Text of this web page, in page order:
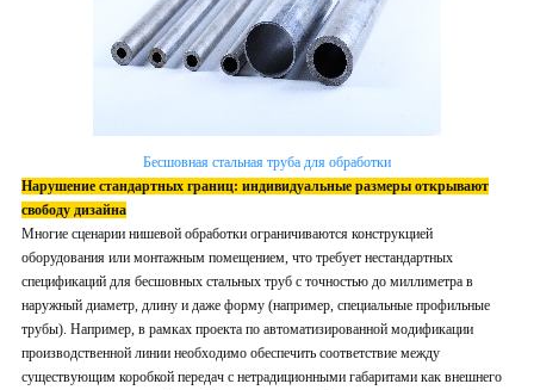
Бесшовная стальная труба для обработки
Нарушение стандартных границ: индивидуальные размеры открывают
свободу дизайна
Многие сценарии нишевой обработки ограничиваются конструкцией
оборудования или монтажным помещением, что требует нестандартных
спецификаций для бесшовных стальных труб с точностью до миллиметра в
наружный диаметр, длину и даже форму (например, специальные профильные
трубы). Например, в рамках проекта по автоматизированной модификации
производственной линии необходимо обеспечить соответствие между
существующим коробкой передач с нетрадиционными габаритами как внешнего